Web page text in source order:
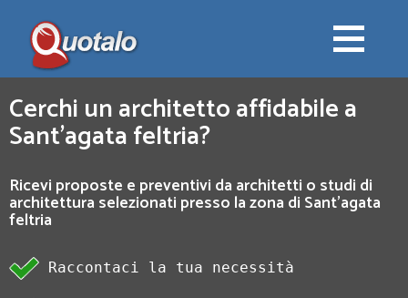
Cerchi un architetto affidabile a
Sant'agata feltria?
Ricevi proposte e preventivi da architetti o studi di
architettura selezionati presso la zona di Sant'agata
feltria
Raccontaci la tua necessità